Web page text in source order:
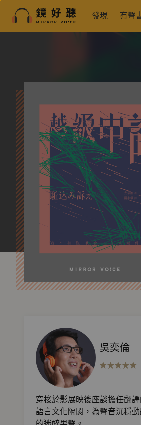
發現 有聲
吳奕倫
穿梭於影展映後座談擔任翻
語言文化隔閡，為聲音沉穩
的迷醉男聲。